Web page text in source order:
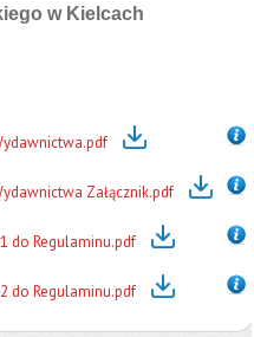
w Kielcach
Załącznik.pdf
do Regulaminu.pdf
do Regulaminu.pdf